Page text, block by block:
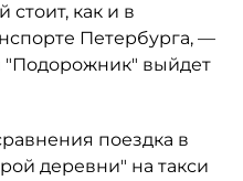
стоит, как и в
Петербурга, —
"Подорожник" выйдет
поездка в
деревни" на такси